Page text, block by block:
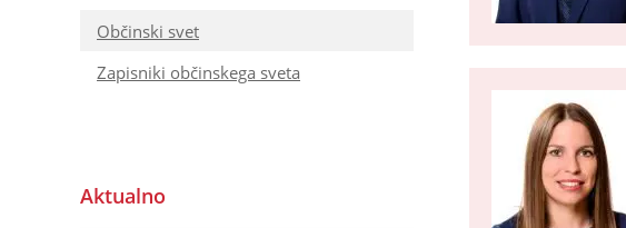
Občinski svet
Zapisniki občinskega sveta
Aktualno